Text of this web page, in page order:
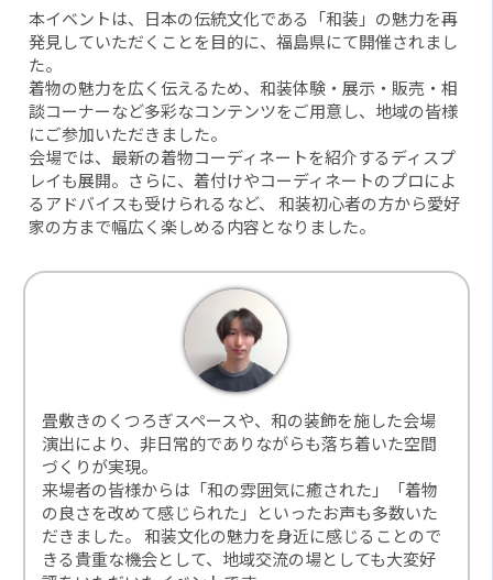
本イベントは、日本の伝統文化である「和装」の魅力を再
発見していただくことを目的に、福島県にて開催されまし
た。
着物の魅力を広く伝えるため、和装体験・展示・販売・相
談コーナーなど多彩なコンテンツをご用意し、地域の皆様
にご参加いただきました。
会場では、最新の着物コーディネートを紹介するディスプ
レイも展開。さらに、着付けやコーディネートのプロによ
るアドバイスも受けられるなど、 和装初心者の方から愛好
家の方まで幅広く楽しめる内容となりました。
畳敷きのくつろぎスペースや、和の装飾を施した会場
演出により、非日常的でありながらも落ち着いた空間
づくりが実現。
来場者の皆様からは「和の雰囲気に癒された」「着物
の良さを改めて感じられた」といったお声も多数いた
だきました。 和装文化の魅力を身近に感じることので
きる貴重な機会として、地域交流の場としても大変好